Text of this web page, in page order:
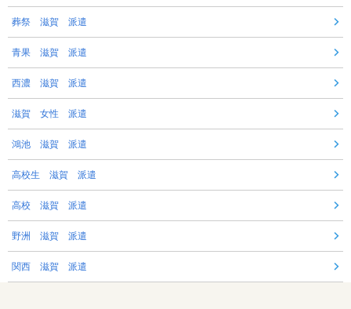
葬祭 滋賀 派遣
青果 滋賀 派遣
西濃 滋賀 派遣
滋賀 女性 派遣
鴻池 滋賀 派遣
高校生 滋賀 派遣
高校 滋賀 派遣
野洲 滋賀 派遣
関西 滋賀 派遣